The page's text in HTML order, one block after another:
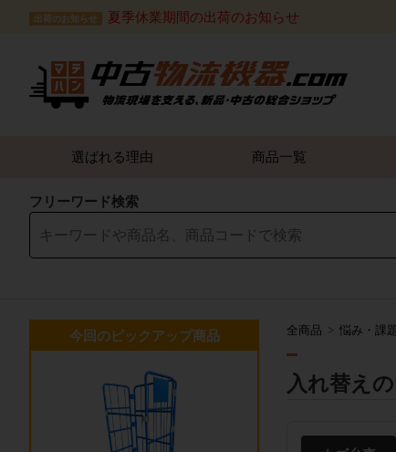
出荷のお知らせ 夏季休業期間の出荷のお知らせ
選ばれる理由 商品一覧
フリーワード検索
全商品 悩み・課
入れ替え
今回のピックアップ商品